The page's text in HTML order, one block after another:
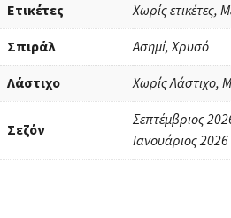
Ετικέτες
Χωρίς ετικέτες,
Σπιράλ
Ασημί, Χρυσό
Λάστιχο
Χωρίς Λάστιχο,
Σεζόν
Σεπτέμβριος
Ιανουάριος